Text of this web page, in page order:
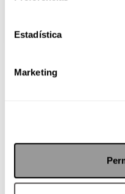
Estadística
Marketing